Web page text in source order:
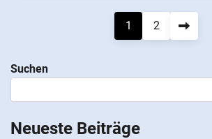
Beitragsnavigation
1 2
Suchen
Neueste Beiträge